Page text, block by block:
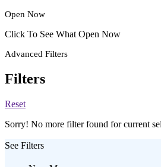
Open Now
Click To See What Open Now
Advanced Filters
Filters
Reset
Sorry! No more filter found for current
See Filters